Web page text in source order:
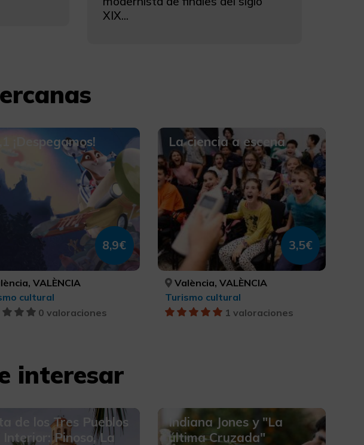
XIX...
¡Despegamos!
8,9€
VALÈNCIA
cultural
0 valoraciones
La ciencia a escena
3,5€
València, VALÈNCIA
Turismo cultural
1 valoraciones
interesar
de los Tres Pueblos
Interior: Pinoso, La
Indiana Jones y "La
última Cruzada"